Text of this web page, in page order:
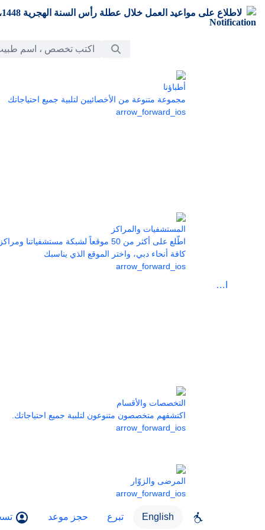
تخطي إلى المحتوى الرئيسي
لاطلاع على مواعيد العمل خلال عطلة رأس السنة الهجرية 1448،
شريط البحث
الرعاية
أطباؤنا
مجموعة متنوعة من الأخصائيين لتلبية جميع احتياجاتك
arrow_forward_ios
المستشفيات والمراكز
اطّلع على أكثر من 50 موقعاً لشبكة مستشفياتنا
كافة أنحاء دبي، واختر الموقع الذي يناسبك
arrow_forward_ios
التخصصات والأقسام
اكتشفهم متخصصون متنوعون لتلبية جميع احتياجاتك.
arrow_forward_ios
المرضى والزوّار
arrow_forward_ios
English تبرع حجز موعد